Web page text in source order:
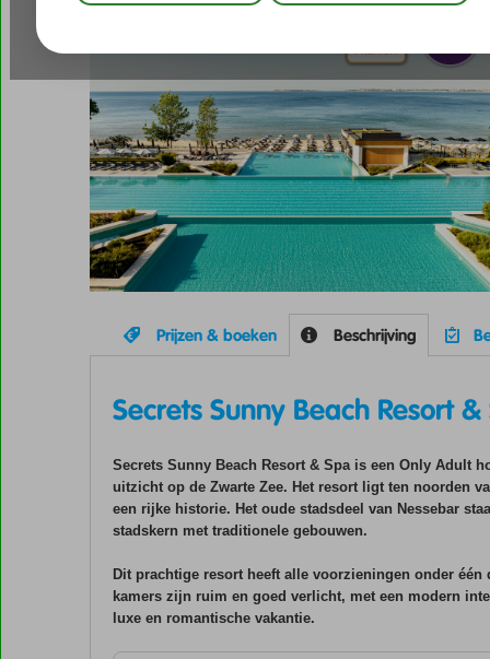
Prijzen & boeken Beschrijving
Secrets Sunny Beach Resort &
Secrets Sunny Beach Resort & Spa is een Only Adult
uitzicht op de Zwarte Zee. Het resort ligt ten noorden
een rijke historie. Het oude stadsdeel van Nessebar
stadskern met traditionele gebouwen.
Dit prachtige resort heeft alle voorzieningen onder
kamers zijn ruim en goed verlicht, met een modern
luxe en romantische vakantie.